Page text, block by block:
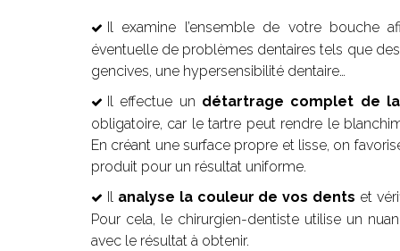
Il examine l’ensemble de votre bouche
éventuelle de problèmes dentaires tels que
gencives, une hypersensibilité dentaire…
Il effectue un détartrage complet de
obligatoire, car le tartre peut rendre le
En créant une surface propre et lisse, on
produit pour un résultat uniforme.
Il analyse la couleur de vos dents et
Pour cela, le chirurgien-dentiste utilise un
avec le résultat à obtenir.